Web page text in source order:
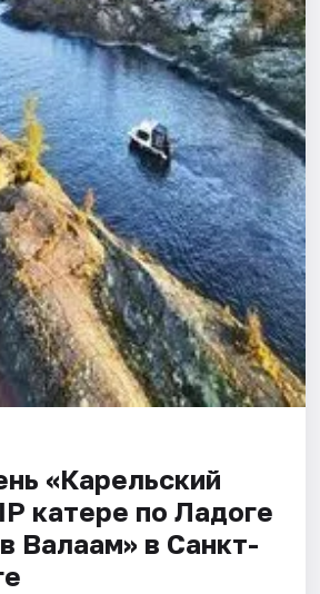
«Карельский
катере по Ладоге
Валаам» в Санкт-